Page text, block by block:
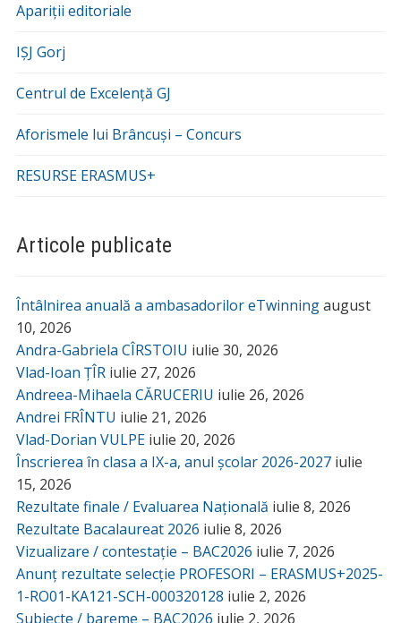
Apariții editoriale
IȘJ Gorj
Centrul de Excelență GJ
Aforismele lui Brâncuși – Concurs
RESURSE ERASMUS+
Articole publicate
Întâlnirea anuală a ambasadorilor eTwinningaugust
10, 2026
Andra-Gabriela CÎRSTOIU iulie 30, 2026
Vlad-Ioan ȚÎR iulie 27, 2026
Andreea-Mihaela CĂRUCERIU iulie 26, 2026
Andrei FRÎNTU iulie 21, 2026
Vlad-Dorian VULPE iulie 20, 2026
Înscrierea în clasa a IX-a, anul școlar 2026-2027 iulie
15, 2026
Rezultate finale / Evaluarea Națională iulie 8, 2026
Rezultate Bacalaureat 2026 iulie 8, 2026
Vizualizare / contestație – BAC2026 iulie 7, 2026
Anunț rezultate selecție PROFESORI – ERASMUS+2025-
1-RO01-KA121-SCH-000320128 iulie 2, 2026
Subiecte / bareme – BAC2026 iulie 2, 2026